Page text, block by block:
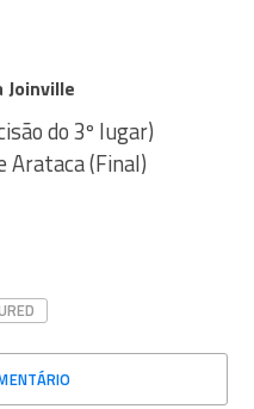
Joinville
do 3º lugar)
Arataca (Final)